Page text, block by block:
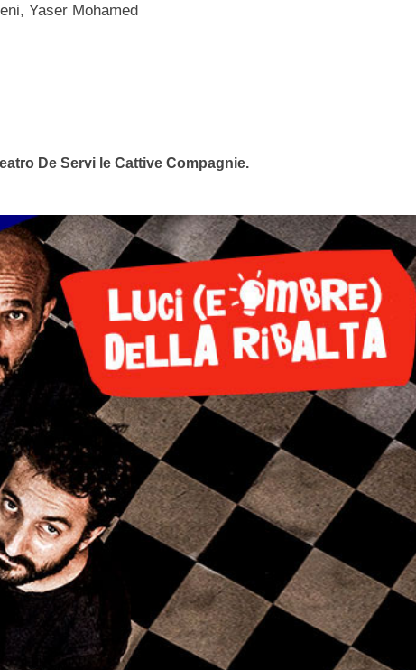
Yaser Mohamed
De Servi le Cattive Compagnie.